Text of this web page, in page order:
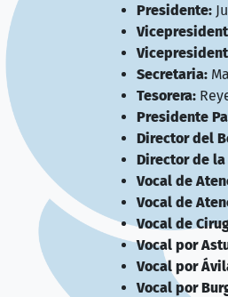
Presidente:
Secretaria:
Tesorera:
Presidente
Director del
Director de la
Vocal de
Vocal de
Vocal de
Vocal por
Vocal por
Vocal por